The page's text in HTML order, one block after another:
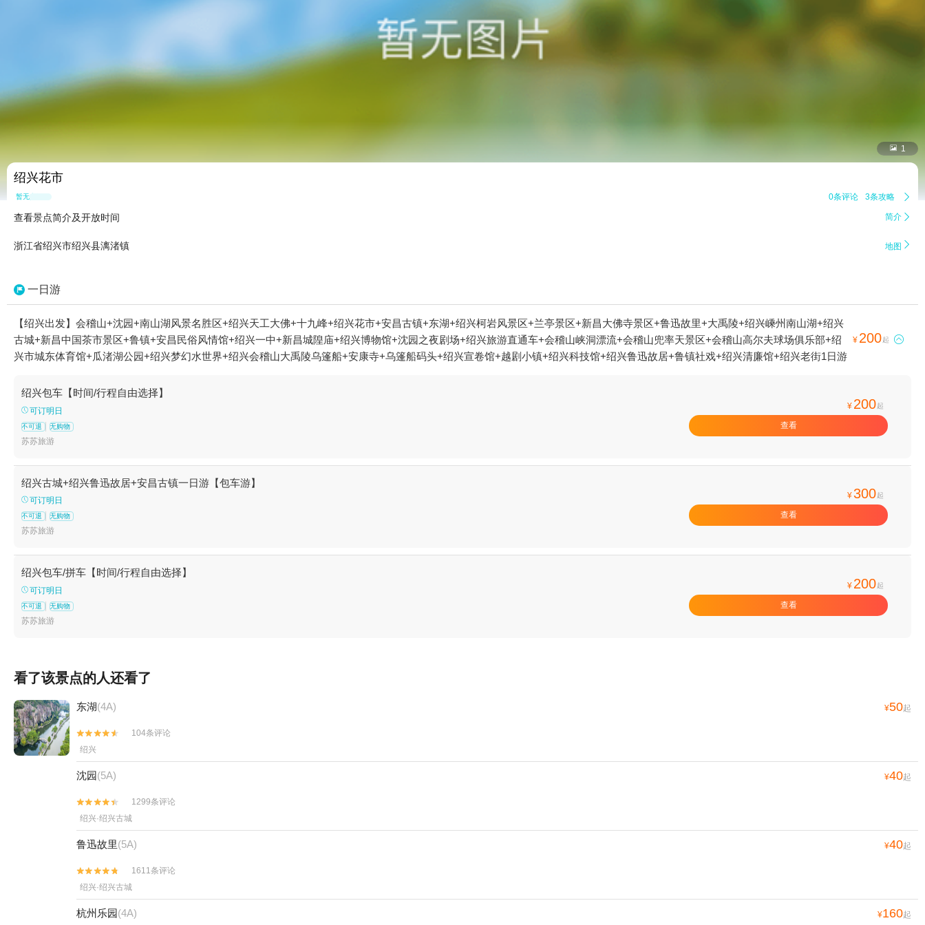
 1
绍兴花市
暂无点评 0条评论 3条攻略 
查看景点简介及开放时间 简介 
浙江省绍兴市绍兴县漓渚镇 地图 
一日游
【绍兴出发】会稽山+沈园+南山湖风景名胜区+绍兴天工大佛+十九峰+绍兴花市+安昌古镇+东湖+绍兴柯岩风景区+兰亭景区+新昌大佛寺景区+鲁迅故里+大禹陵+绍兴嵊州南山湖+绍兴
古城+新昌中国茶市景区+鲁镇+安昌民俗风情馆+绍兴一中+新昌城隍庙+绍兴博物馆+沈园之夜剧场+绍兴旅游直通车+会稽山峡洞漂流+会稽山兜率天景区+会稽山高尔夫球场俱乐部+绍
兴市城东体育馆+瓜渚湖公园+绍兴梦幻水世界+绍兴会稽山大禹陵乌篷船+安康寺+乌篷船码头+绍兴宣卷馆+越剧小镇+绍兴科技馆+绍兴鲁迅故居+鲁镇社戏+绍兴清廉馆+绍兴老街1日游
¥ 200起 
绍兴包车【时间/行程自由选择】
可订明日
不可退 无购物
苏苏旅游
¥ 200起
查看
绍兴古城+绍兴鲁迅故居+安昌古镇一日游【包车游】
可订明日
不可退 无购物
苏苏旅游
¥300起
查看
绍兴包车/拼车【时间/行程自由选择】
可订明日
不可退 无购物
苏苏旅游
¥ 200起
查看
看了该景点的人还看了
东湖(4A) ¥50起


104条评论
绍兴
沈园(5A) ¥40起


1299条评论
绍兴·绍兴古城
鲁迅故里(5A) ¥40起


1611条评论
绍兴·绍兴古城
杭州乐园(4A) ¥160起